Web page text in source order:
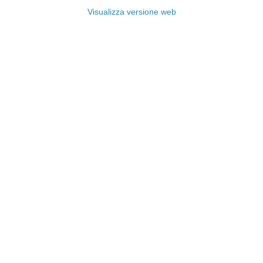
Visualizza versione web